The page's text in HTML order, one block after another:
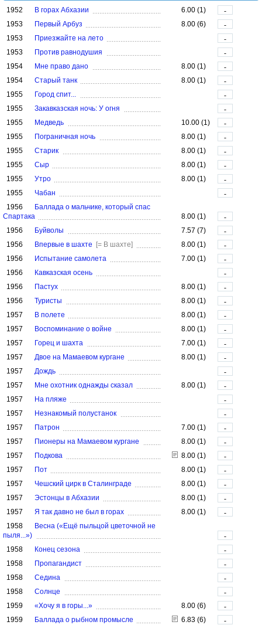
1952 В горах Абхазии 6.00 (1)
-
1953
Первый Арбуз 8.00 (6)
-
1953
Приезжайте на лето
-
1953
Против равнодушия
-
1954
Мне право дано 8.00 (1)
-
1954
Старый танк 8.00 (1)
-
1955
Город спит...
-
1955
Закавказская ночь: У огня
-
1955
Медведь 10.00 (1)
-
1955
Пограничная ночь 8.00 (1)
-
1955
Старик 8.00 (1)
-
1955
Сыр 8.00 (1)
-
1955
Утро 8.00 (1)
-
1955
Чабан
-
1956
Баллада о мальчике, который спас
Спартака
8.00 (1)
-
1956
Буйволы 7.57 (7)
-
1956
Впервые в шахте [= В шахте] 8.00 (1)
-
1956
Испытание самолета 7.00 (1)
-
1956
Кавказская осень
-
1956
Пастух 8.00 (1)
-
1956
Туристы 8.00 (1)
-
1957
В полете 8.00 (1)
-
1957
Воспоминание о войне 8.00 (1)
-
1957
Горец и шахта 7.00 (1)
-
1957
Двое на Мамаевом кургане 8.00 (1)
-
1957
Дождь
-
1957
Мне охотник однажды сказал 8.00 (1)
-
1957
На пляже
-
1957
Незнакомый полустанок
-
1957
Патрон 7.00 (1)
-
1957
Пионеры на Мамаевом кургане 8.00 (1)
-
1957
Подкова 8.00 (1)
-
1957
Пот 8.00 (1)
-
1957
Чешский цирк в Сталинграде 8.00 (1)
-
1957
Эстонцы в Абхазии 8.00 (1)
-
1957
Я так давно не был в горах 8.00 (1)
-
1958
Весна («Ещё пыльцой цветочной не
пыля...»)
-
1958
Конец сезона
-
1958
Пропагандист
-
1958
Седина
-
1958
Солнце
-
1959
«Хочу я в горы...» 8.00 (6)
-
1959
Баллада о рыбном промысле 6.83 (6)
-